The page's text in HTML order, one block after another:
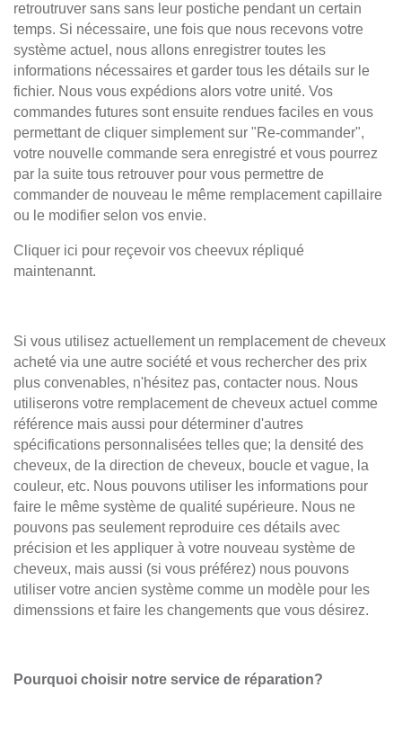
Service Urgent
Coupe de Cheveux et Style
Aide
FAQ
Télécharger le bon de commande
Réapprovisionnement client existant
Duplication de cheveux
Erreurs de commande courantes
retroutruver sans sans leur postiche pendant un certain
temps. Si nécessaire, une fois que nous recevons votre
système actuel, nous allons enregistrer toutes les
informations nécessaires et garder tous les détails sur le
fichier. Nous vous expédions alors votre unité. Vos
commandes futures sont ensuite rendues faciles en vous
permettant de cliquer simplement sur "Re-commander",
votre nouvelle commande sera enregistré et vous pourrez
par la suite tous retrouver pour vous permettre de
commander de nouveau le même remplacement capillaire
ou le modifier selon vos envie.
Cliquer ici pour reçevoir vos cheevux répliqué
maintenannt.
Si vous utilisez actuellement un remplacement de cheveux
acheté via une autre société et vous rechercher des prix
plus convenables, n'hésitez pas, contacter nous. Nous
utiliserons votre remplacement de cheveux actuel comme
référence mais aussi pour déterminer d'autres
spécifications personnalisées telles que; la densité des
cheveux, de la direction de cheveux, boucle et vague, la
couleur, etc. Nous pouvons utiliser les informations pour
faire le même système de qualité supérieure. Nous ne
pouvons pas seulement reproduire ces détails avec
précision et les appliquer à votre nouveau système de
cheveux, mais aussi (si vous préférez) nous pouvons
utiliser votre ancien système comme un modèle pour les
dimenssions et faire les changements que vous désirez.
Pourquoi choisir notre service de réparation?